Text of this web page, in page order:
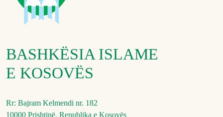
BASHKËSIA ISLAME
E KOSOVËS
Rr: Bajram Kelmendi nr. 182
10000 Prishtinë, Republika e Kosovës